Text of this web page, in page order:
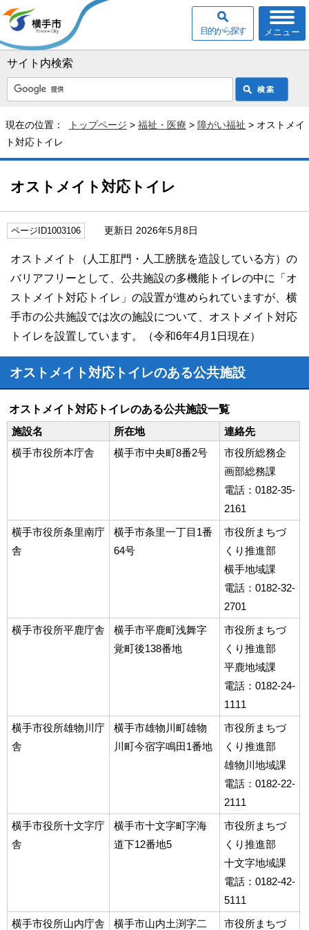
サイト内検索
メニュー
目的から探す
現在の位置： トップページ > 福祉・医療 > 障がい福祉 > オストメイ
ト対応トイレ
オストメイト対応トイレ
ページID1003106 更新日 2026年5月8日
オストメイト（人工肛門・人工膀胱を造設している方）の
バリアフリーとして、公共施設の多機能トイレの中に「オ
ストメイト対応トイレ」の設置が進められていますが、横
手市の公共施設では次の施設について、オストメイト対応
トイレを設置しています。（令和6年4月1日現在）
オストメイト対応トイレのある公共施設
オストメイト対応トイレのある公共施設一覧
施設名
所在地
連絡先
横手市役所本庁舎
横手市中央町8番2号
市役所総務企
画部総務課
電話：0182-35-
2161
横手市役所条里南庁
舎
横手市条里一丁目1番
64号
市役所まちづ
くり推進部
横手地域課
電話：0182-32-
2701
横手市役所平鹿庁舎
横手市平鹿町浅舞字
覚町後138番地
市役所まちづ
くり推進部
平鹿地域課
電話：0182-24-
1111
横手市役所雄物川庁
舎
横手市雄物川町雄物
川町今宿字鳴田1番地
市役所まちづ
くり推進部
雄物川地域課
電話：0182-22-
2111
横手市役所十文字庁
舎
横手市十文字町字海
道下12番地5
市役所まちづ
くり推進部
十文字地域課
電話：0182-42-
5111
横手市役所山内庁舎
横手市山内土渕字二
市役所まちづ